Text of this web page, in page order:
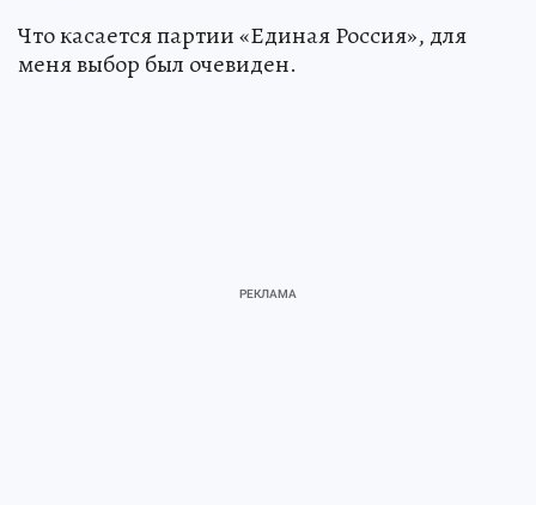
Что касается партии «Единая Россия», для
меня выбор был очевиден.